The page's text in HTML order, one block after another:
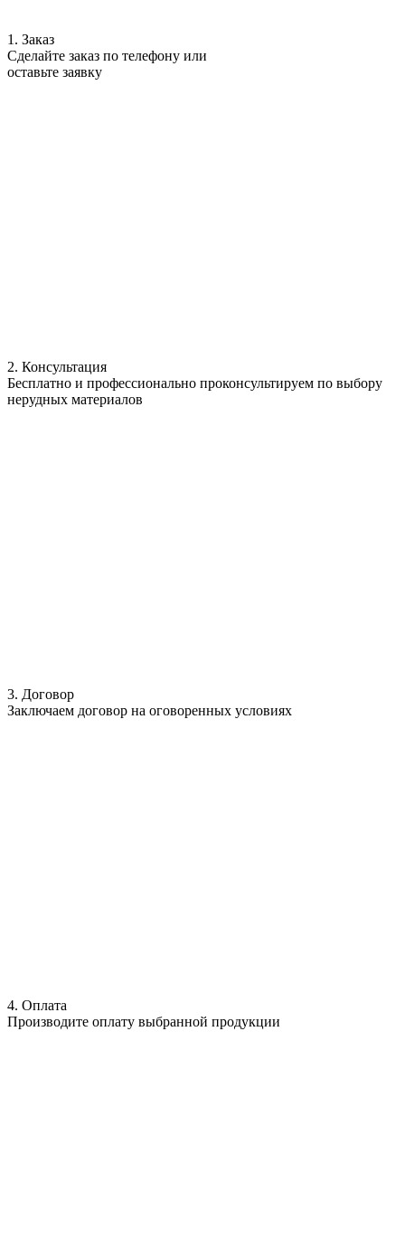
1. Заказ
Сделайте заказ по телефону или
оставьте заявку
2. Консультация
Бесплатно и профессионально проконсультируем по выбору
нерудных материалов
3. Договор
Заключаем договор на оговоренных условиях
4. Оплата
Производите оплату выбранной продукции